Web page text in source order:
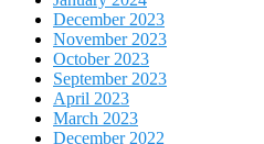
December 2023
November 2023
October 2023
September 2023
April 2023
March 2023
December 2022